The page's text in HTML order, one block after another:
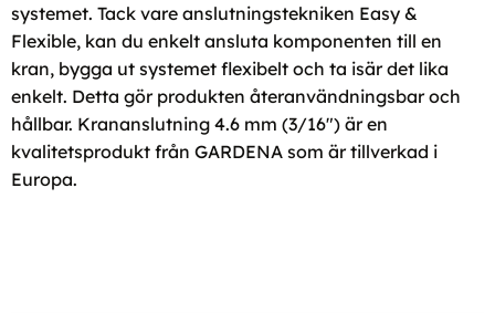
systemet. Tack vare anslutningstekniken Easy &
Flexible, kan du enkelt ansluta komponenten till en
kran, bygga ut systemet flexibelt och ta isär det lika
enkelt. Detta gör produkten återanvändningsbar och
hållbar. Krananslutning 4.6 mm (3/16") är en
kvalitetsprodukt från GARDENA som är tillverkad i
Europa.